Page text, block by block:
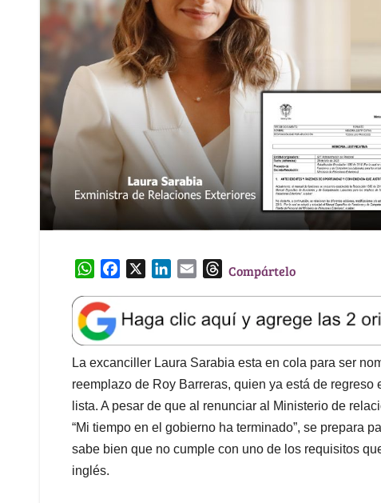
W
a
t
s
A
p
e
b
o
o
k
k
e
d
I
n
l
T
e
a
d
s
Compártelo
La excanciller Laura Sarabia esta en cola para ser
reemplazo de Roy Barreras, quien ya está de
lista. A pesar de que al renunciar al Ministerio de
“Mi tiempo en el gobierno ha terminado”, se prepara
sabe bien que no cumple con uno de los requisitos
inglés.